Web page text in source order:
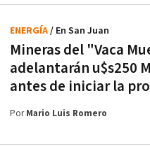
Mineras del "Vaca
adelantarán u$s250
antes de iniciar la
ENERGÍA/ En San Juan
PorMario Luis Romero